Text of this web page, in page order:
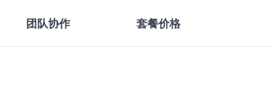
团队协作 套餐价格